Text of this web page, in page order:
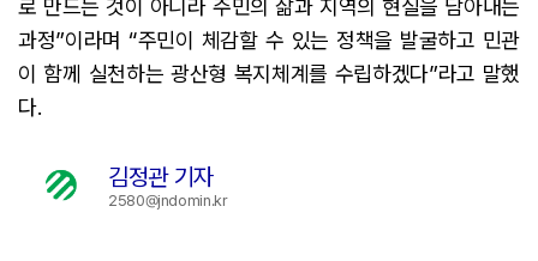
로 만드는 것이 아니라 주민의 삶과 지역의 현실을 담아내는
과정”이라며 “주민이 체감할 수 있는 정책을 발굴하고 민관
이 함께 실천하는 광산형 복지체계를 수립하겠다”라고 말했
다.
김정관 기자
2580@jndomin.kr